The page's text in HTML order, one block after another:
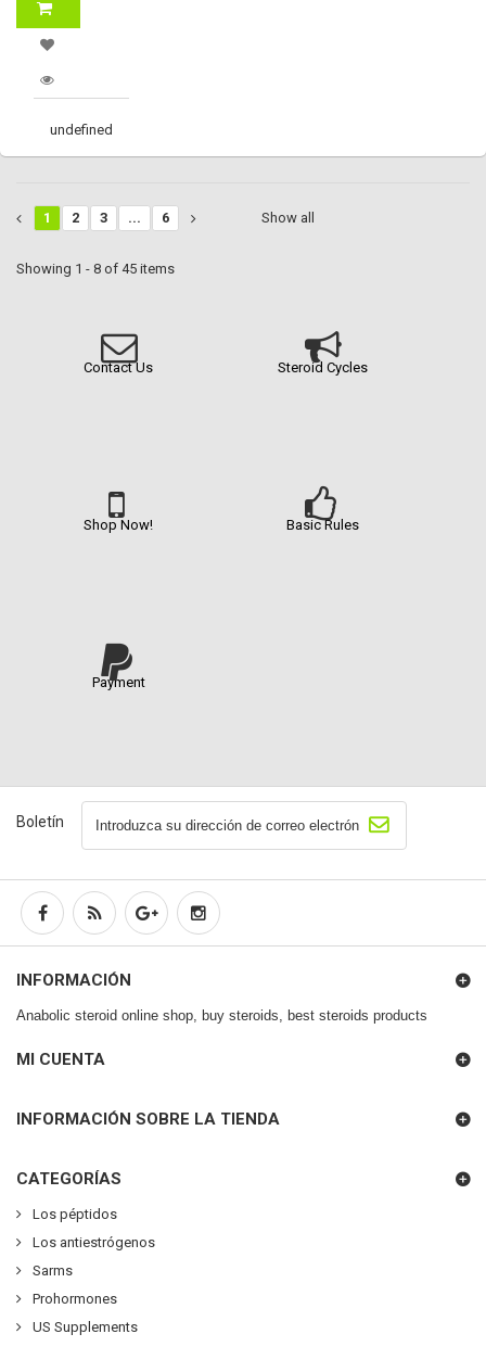
undefined
Show all
1 2 3 ... 6
Showing 1 - 8 of 45 items
Contact Us Steroid Cycles
Shop Now! Basic Rules
Payment
Boletín
INFORMACIÓN
Anabolic steroid online shop, buy steroids, best steroids products
MI CUENTA
INFORMACIÓN SOBRE LA TIENDA
CATEGORÍAS
Los péptidos
Los antiestrógenos
Sarms
Prohormones
US Supplements